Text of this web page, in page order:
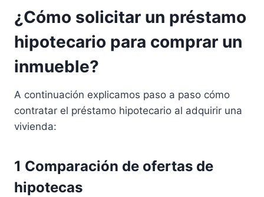
¿Cómo solicitar un préstamo
hipotecario para comprar un
inmueble?
A continuación explicamos paso a paso cómo
contratar el préstamo hipotecario al adquirir una
vivienda:
1 Comparación de ofertas de
hipotecas